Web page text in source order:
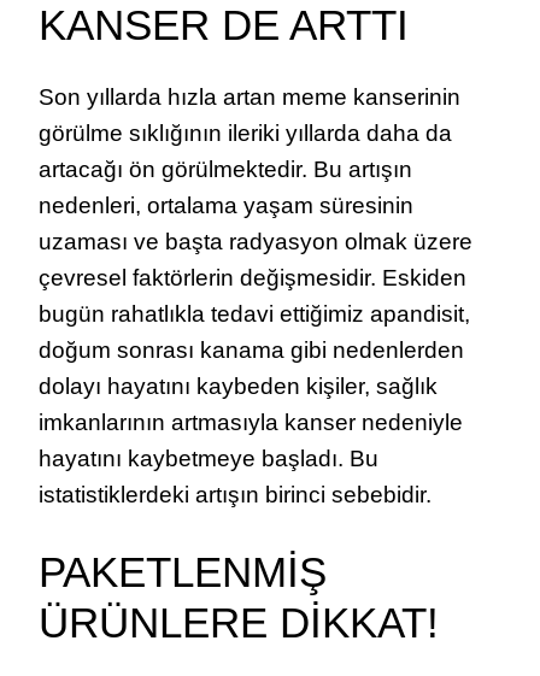
KANSER DE ARTTI
Son yıllarda hızla artan meme kanserinin
görülme sıklığının ileriki yıllarda daha da
artacağı ön görülmektedir. Bu artışın
nedenleri, ortalama yaşam süresinin
uzaması ve başta radyasyon olmak üzere
çevresel faktörlerin değişmesidir. Eskiden
bugün rahatlıkla tedavi ettiğimiz apandisit,
doğum sonrası kanama gibi nedenlerden
dolayı hayatını kaybeden kişiler, sağlık
imkanlarının artmasıyla kanser nedeniyle
hayatını kaybetmeye başladı. Bu
istatistiklerdeki artışın birinci sebebidir.
PAKETLENMİŞ
ÜRÜNLERE DİKKAT!